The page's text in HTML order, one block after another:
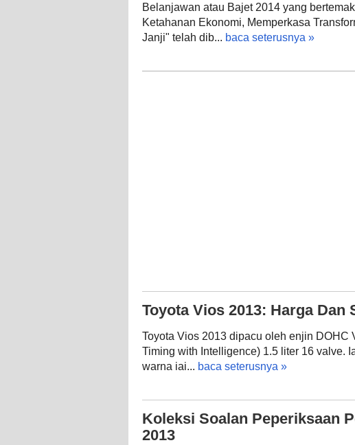
Belanjawan atau Bajet 2014 yang
Ketahanan Ekonomi, Memperkasa
Janji" telah dib... baca seterusnya »
Toyota Vios 2013: Harga Dan
Toyota Vios 2013 dipacu oleh enjin DOHC
Timing with Intelligence) 1.5 liter 16 valve.
warna iai... baca seterusnya »
Koleksi Soalan Peperiksaan
2013